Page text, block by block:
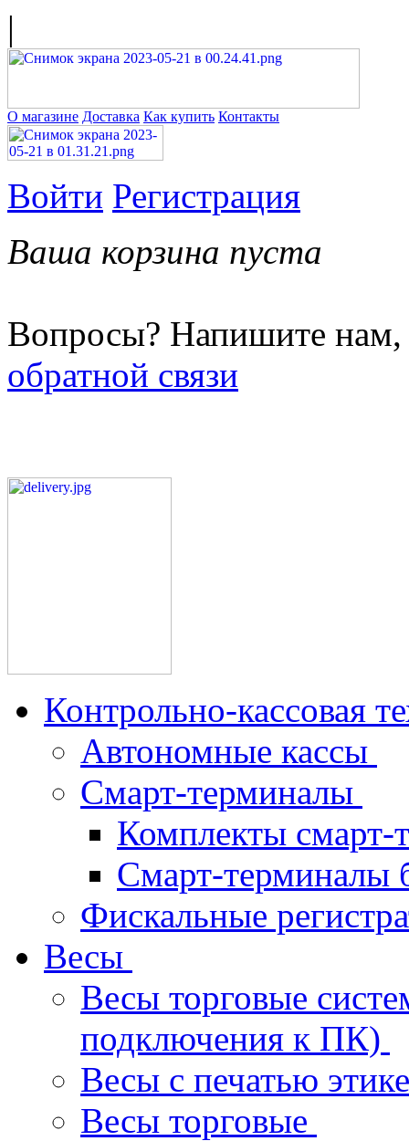
|
О магазине Доставка Как купить Контакты
Войти Регистрация
Ваша корзина пуста
Вопросы? Напишите нам,
обратной связи
Контрольно-кассовая
Автономные кассы
Смарт-терминалы
Комплекты
Смарт-
Фискальные
Весы
Весы торговые
подключения к ПК)
Весы с печатью
Весы торговые